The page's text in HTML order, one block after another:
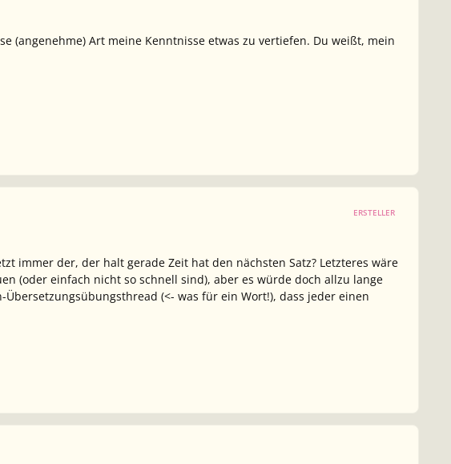
(angenehme) Art meine Kenntnisse etwas zu vertiefen. Du weißt, mein
ERSTELLER
immer der, der halt gerade Zeit hat den nächsten Satz? Letzteres wäre
(oder einfach nicht so schnell sind), aber es würde doch allzu lange
(<- was für ein Wort!), dass jeder einen